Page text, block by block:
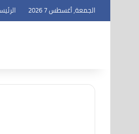
الجمعة, أغسطس 7 2026